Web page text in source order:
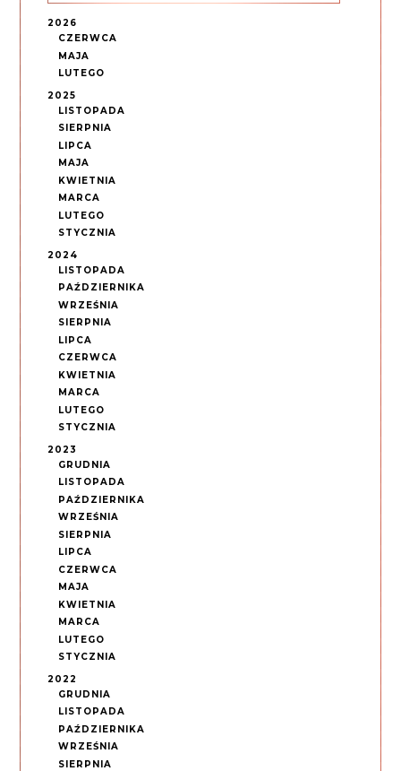
2026
CZERWCA
MAJA
LUTEGO
2025
LISTOPADA
SIERPNIA
LIPCA
MAJA
KWIETNIA
MARCA
LUTEGO
STYCZNIA
2024
LISTOPADA
PAŹDZIERNIKA
WRZEŚNIA
SIERPNIA
LIPCA
CZERWCA
KWIETNIA
MARCA
LUTEGO
STYCZNIA
2023
GRUDNIA
LISTOPADA
PAŹDZIERNIKA
WRZEŚNIA
SIERPNIA
LIPCA
CZERWCA
MAJA
KWIETNIA
MARCA
LUTEGO
STYCZNIA
2022
GRUDNIA
LISTOPADA
PAŹDZIERNIKA
WRZEŚNIA
SIERPNIA